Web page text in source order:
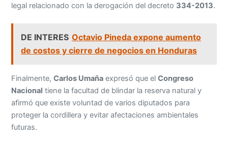
legal relacionado con la derogación del decreto 334-2013.
DE INTERES Octavio Pineda expone aumento
de costos y cierre de negocios en Honduras
Finalmente,Carlos Umaña expresó que elCongreso
Nacional tiene la facultad de blindar la reserva natural y
afirmó que existe voluntad de varios diputados para
proteger la cordillera y evitar afectaciones ambientales
futuras.